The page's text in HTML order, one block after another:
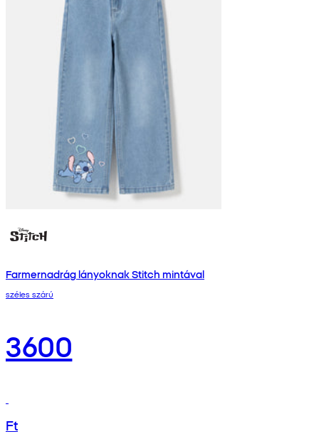
Farmernadrág lányoknak Stitch mintával
széles szárú
3600
Ft